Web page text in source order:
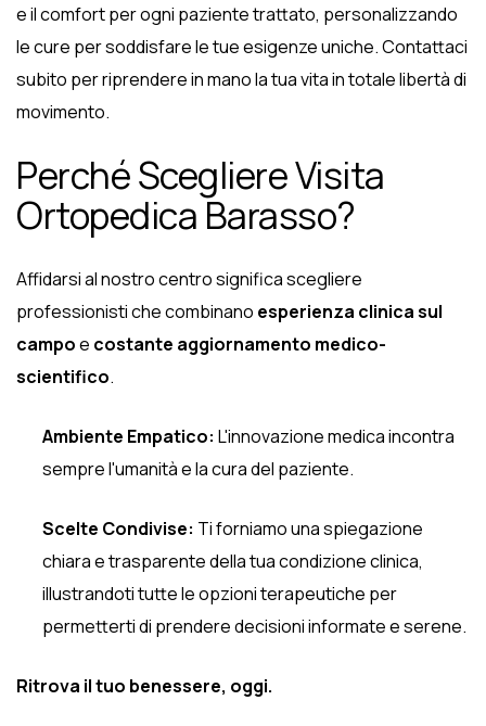
e il comfort per ogni paziente trattato, personalizzando
le cure per soddisfare le tue esigenze uniche. Contattaci
subito per riprendere in mano la tua vita in totale libertà di
movimento.
Perché Scegliere Visita
Ortopedica Barasso?
Affidarsi al nostro centro significa scegliere
professionisti che combinano esperienza clinica sul
campoe costante aggiornamento medico-
scientifico.
Ambiente Empatico: L'innovazione medica incontra
sempre l'umanità e la cura del paziente.
Scelte Condivise: Ti forniamo una spiegazione
chiara e trasparente della tua condizione clinica,
illustrandoti tutte le opzioni terapeutiche per
permetterti di prendere decisioni informate e serene.
Ritrova il tuo benessere, oggi.